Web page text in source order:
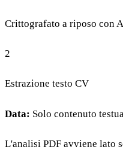
Crittografato a riposo con
2
Estrazione testo CV
Data: Solo contenuto
L'analisi PDF avviene lato